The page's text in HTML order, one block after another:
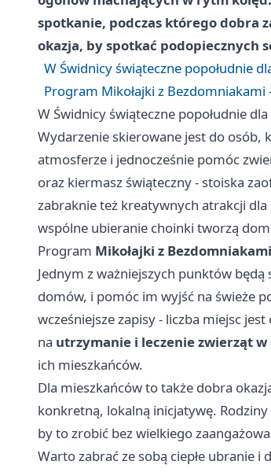
spotkanie, podczas którego dobra
okazja, by spotkać podopiecznych
W Świdnicy świąteczne popołudnie
Program Mikołajki z
W Świdnicy świąteczne popołudnie
Wydarzenie skierowane jest do osób,
atmosferze i jednocześnie pomóc
oraz kiermasz świąteczny - stoiska
zabraknie też kreatywnych atrakcji
wspólne ubieranie choinki tworzą
Program Mikołajki z Bezdomniakami
Jednym z ważniejszych punktów
domów, i pomóc im wyjść na świeże
wcześniejsze zapisy - liczba miejsc
na utrzymanie i leczenie zwierząt
ich mieszkańców.
Dla mieszkańców to także dobra
konkretną, lokalną inicjatywę.
by to zrobić bez wielkiego
Warto zabrać ze sobą ciepłe ubranie